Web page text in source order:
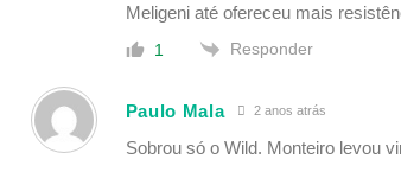
Meligeni até ofereceu mais
1 Responder
Paulo Mala 2 anos atrás
Sobrou só o Wild. Monteiro levou